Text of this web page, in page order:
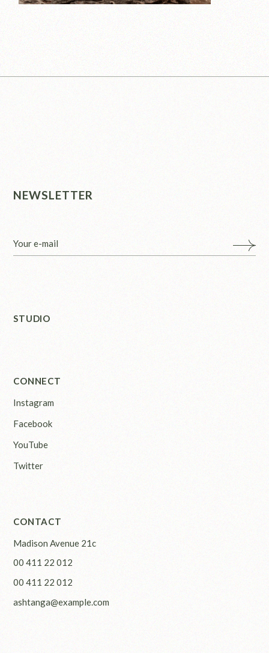
NEWSLETTER
STUDIO
CONNECT
Instagram
Facebook
YouTube
Twitter
CONTACT
Madison Avenue 21c
00 411 22 012
00 411 22 012
ashtanga@example.com